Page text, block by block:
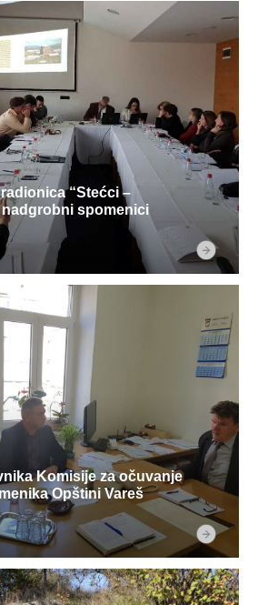
“Stećci –
spomenici
Komisije za očuvanje
Opštini Vareš